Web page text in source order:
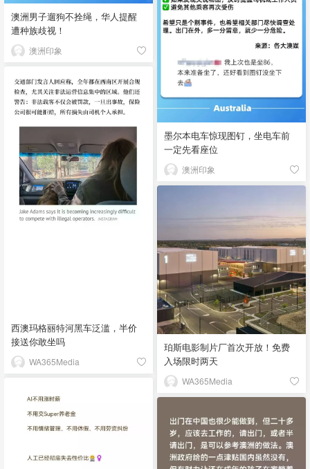
澳洲男子遛狗不拴绳，华人提醒
遭种族歧视！
澳洲印象
墨尔本电车惊现图钉，坐电车前
一定先看座位
澳洲印象
西澳玛格丽特河黑车泛滥，半价
接送你敢坐吗
WA365Media
珀斯电影制片厂首次开放！免费
入场限时两天
WA365Media